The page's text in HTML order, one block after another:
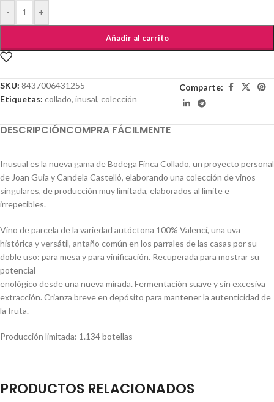
- +
Añadir al carrito
SKU: 8437006431255
Etiquetas: collado, inusal, colección
Comparte:
DESCRIPCIÓNCOMPRA FÁCILMENTE
Inusual es la nueva gama de Bodega Finca Collado, un proyecto personal
de Joan Guia y Candela Castelló, elaborando una colección de vinos
singulares, de producción muy limitada, elaborados al límite e
irrepetibles.
Vino de parcela de la variedad autóctona 100% Valencí, una uva
histórica y versátil, antaño común en los parrales de las casas por su
doble uso: para mesa y para vinificación. Recuperada para mostrar su
potencial
enológico desde una nueva mirada. Fermentación suave y sin excesiva
extracción. Crianza breve en depósito para mantener la autenticidad de
la fruta.
Producción limitada: 1.134 botellas
PRODUCTOS RELACIONADOS